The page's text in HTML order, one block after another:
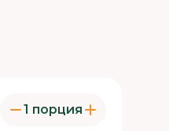
1 порция